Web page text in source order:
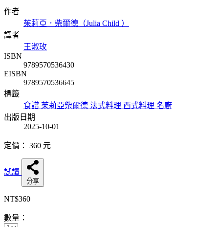
作者
茱莉亞．柴爾德（Julia Child ）
譯者
王淑玫
ISBN
9789570536430
EISBN
9789570536645
標籤
食譜 茱莉亞柴爾德 法式料理 西式料理 名廚
出版日期
2025-10-01
定價： 360 元
試讀
分享
NT$360
數量：